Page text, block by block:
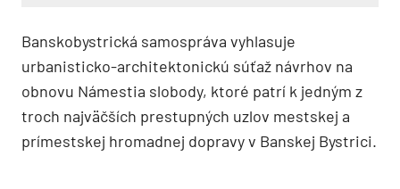
Banskobystrická samospráva vyhlasuje
urbanisticko-architektonickú súťaž návrhov na
obnovu Námestia slobody, ktoré patrí k jedným z
troch najväčších prestupných uzlov mestskej a
prímestskej hromadnej dopravy v Banskej Bystrici.